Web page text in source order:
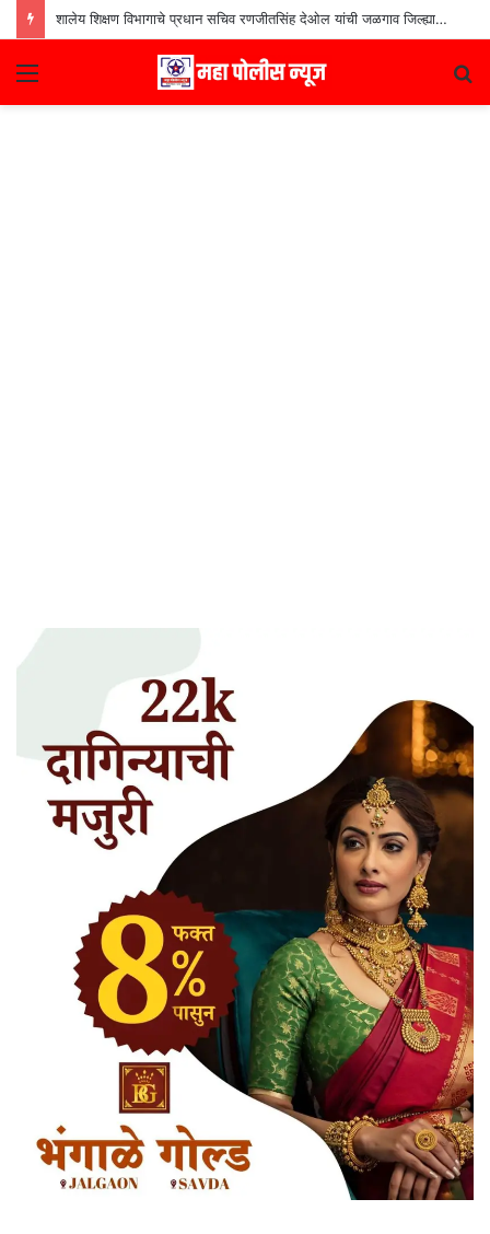
शालेय शिक्षण विभागाचे प्रधान सचिव रणजीतसिंह देओल यांची जळगाव जिल्ह्यातील शाळांना भेट
Menu